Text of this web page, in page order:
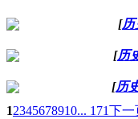
[历
[历
[历
12345678910... 171下一